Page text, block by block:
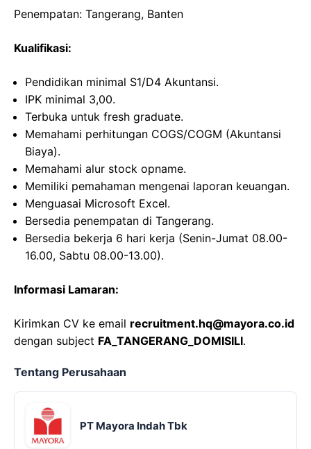
Penempatan: Tangerang, Banten
Kualifikasi:
Pendidikan minimal S1/D4 Akuntansi.
IPK minimal 3,00.
Terbuka untuk fresh graduate.
Memahami perhitungan COGS/COGM (Akuntansi
Biaya).
Memahami alur stock opname.
Memiliki pemahaman mengenai laporan keuangan.
Menguasai Microsoft Excel.
Bersedia penempatan di Tangerang.
Bersedia bekerja 6 hari kerja (Senin-Jumat 08.00-
16.00, Sabtu 08.00-13.00).
Informasi Lamaran:
Kirimkan CV ke email recruitment.hq@mayora.co.id
dengan subject FA_TANGERANG_DOMISILI.
Tentang Perusahaan
PT Mayora Indah Tbk